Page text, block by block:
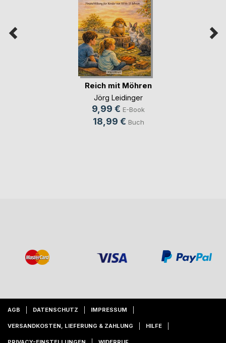
Reich mit Möhren
Jörg Leidinger
9,99 € E-Book
18,99 € Buch
AGB DATENSCHUTZ IMPRESSUM
VERSANDKOSTEN, LIEFERUNG & ZAHLUNG HILFE